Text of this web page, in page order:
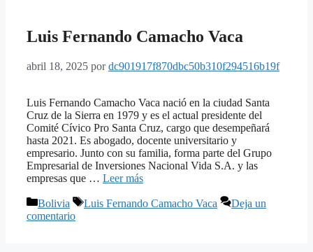
Luis Fernando Camacho Vaca
abril 18, 2025 pordc901917f870dbc50b310f294516b19f
Luis Fernando Camacho Vaca nació en la ciudad Santa
Cruz de la Sierra en 1979 y es el actual presidente del
Comité Cívico Pro Santa Cruz, cargo que desempeñará
hasta 2021. Es abogado, docente universitario y
empresario. Junto con su familia, forma parte del Grupo
Empresarial de Inversiones Nacional Vida S.A. y las
empresas que … Leer más
Categorías
Bolivia Etiquetas
Luis Fernando Camacho Vaca
Deja un
comentario